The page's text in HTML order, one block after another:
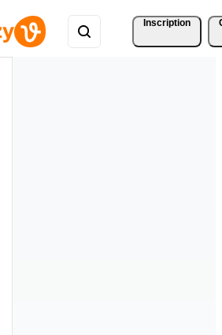
Inscription